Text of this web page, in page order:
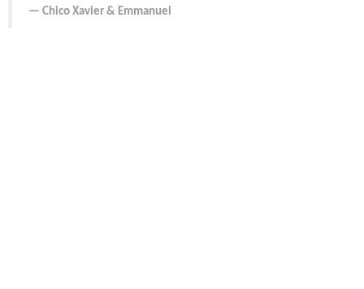
Chico Xavier & Emmanuel